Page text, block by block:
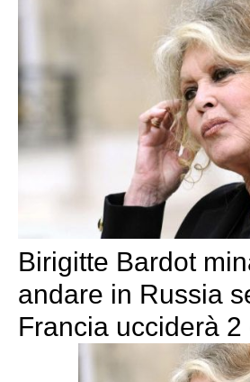
Birigitte Bardot
andare in Russia
Francia ucciderà 2